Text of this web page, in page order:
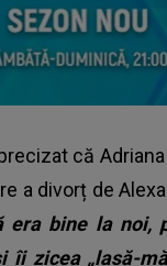
că
a divorț de
era bine la noi,
îi zicea „lasă-